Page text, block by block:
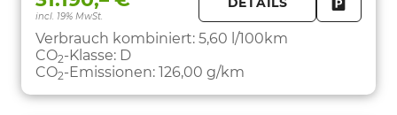
incl. 19% MwSt.
Verbrauch kombiniert: 5,60 l/100km
CO2-Klasse: D
CO2-Emissionen: 126,00 g/km